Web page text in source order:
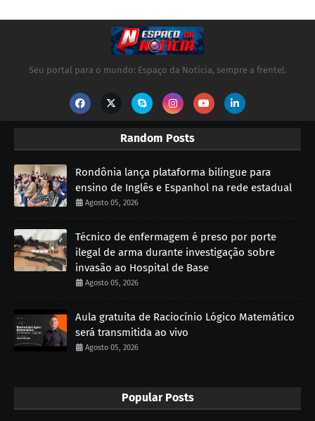
Seu portal para o mundo: Espaço da Notícia, sempre a frente!.
Random Posts
Rondônia lança plataforma bilíngue para
ensino de Inglês e Espanhol na rede estadual
Agosto 05, 2026
Técnico de enfermagem é preso por porte
ilegal de arma durante investigação sobre
invasão ao Hospital de Base
Agosto 05, 2026
Aula gratuita de Raciocínio Lógico Matemático
será transmitida ao vivo
Agosto 05, 2026
Popular Posts